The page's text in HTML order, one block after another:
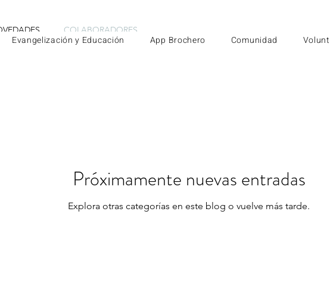
COLABORADORES
Próximamente nuevas entradas
Explora otras categorías en este blog o vuelve más tarde.
Evangelización y Educación App Brochero Comunidad